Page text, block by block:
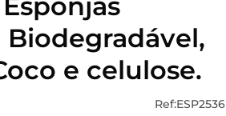
Biodegradável,
e celulose.
Ref:ESP2536